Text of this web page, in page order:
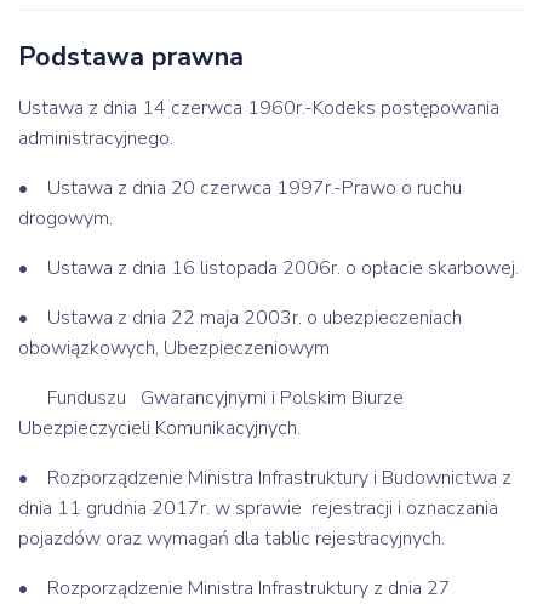
Podstawa prawna
Ustawa z dnia 14 czerwca 1960r.-Kodeks postępowania
administracyjnego.
• Ustawa z dnia 20 czerwca 1997r.-Prawo o ruchu
drogowym.
• Ustawa z dnia 16 listopada 2006r. o opłacie skarbowej.
• Ustawa z dnia 22 maja 2003r. o ubezpieczeniach
obowiązkowych, Ubezpieczeniowym
Funduszu Gwarancyjnymi i Polskim Biurze
Ubezpieczycieli Komunikacyjnych.
• Rozporządzenie Ministra Infrastruktury i Budownictwa z
dnia 11 grudnia 2017r. w sprawie rejestracji i oznaczania
pojazdów oraz wymagań dla tablic rejestracyjnych.
• Rozporządzenie Ministra Infrastruktury z dnia 27